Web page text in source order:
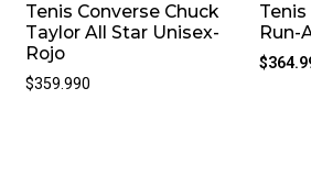
Tenis Converse Chuck
Taylor All Star Unisex-
Rojo
$359.990
-20%
Run-